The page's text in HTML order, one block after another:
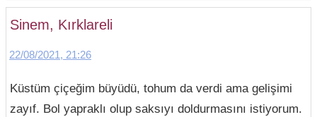
Sinem, Kırklareli
22/08/2021, 21:26
Küstüm çiçeğim büyüdü, tohum da verdi ama gelişimi
zayıf. Bol yapraklı olup saksıyı doldurmasını istiyorum.